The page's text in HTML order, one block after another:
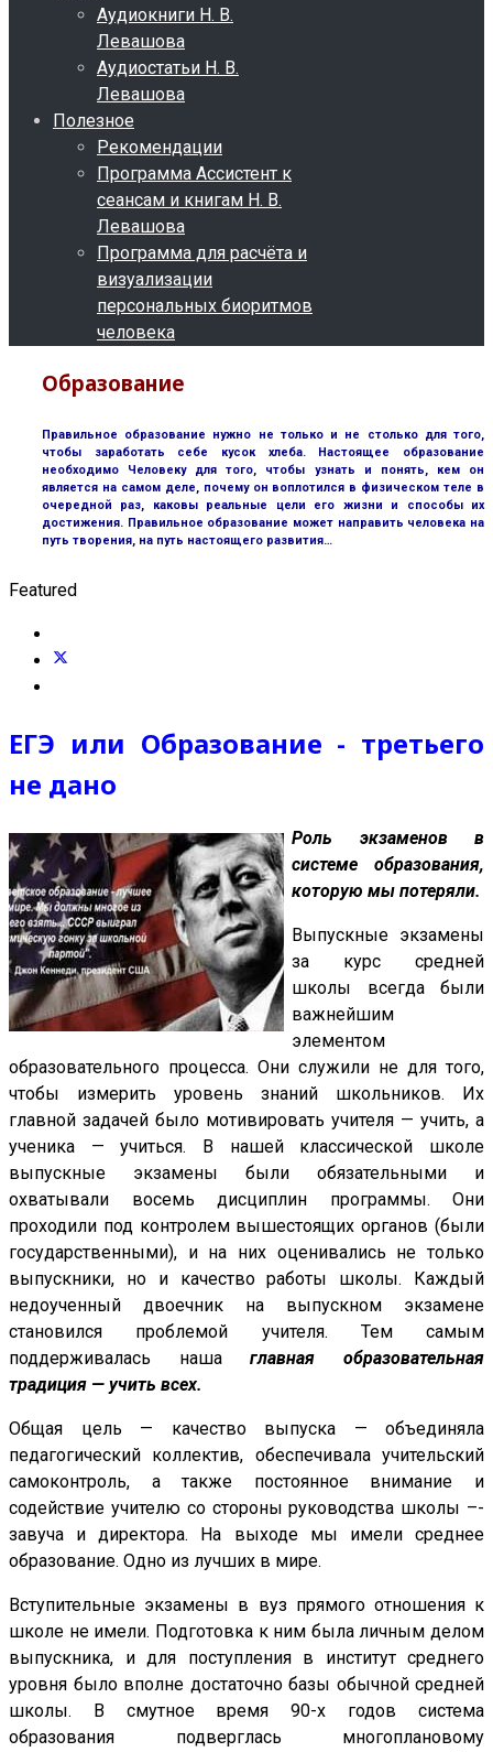
Аудиокниги Н. В.
Левашова
Аудиостатьи Н. В.
Левашова
Полезное
Рекомендации
Программа Ассистент к
сеансам и книгам Н. В.
Левашова
Программа для расчёта и
визуализации
персональных биоритмов
человека
Образование
Правильное образование нужно не только и не столько для того,
чтобы заработать себе кусок хлеба. Настоящее образование
необходимо Человеку для того, чтобы узнать и понять, кем он
является на самом деле, почему он воплотился в физическом теле в
очередной раз, каковы реальные цели его жизни и способы их
достижения. Правильное образование может направить человека на
путь творения, на путь настоящего развития…
Featured
ЕГЭ или Образование - третьего
не дано
Роль экзаменов в
системе образования,
которую мы потеряли.
Выпускные экзамены
за курс средней
школы всегда были
важнейшим
элементом
образовательного процесса. Они служили не для того,
чтобы измерить уровень знаний школьников. Их
главной задачей было мотивировать учителя — учить, а
ученика — учиться. В нашей классической школе
выпускные экзамены были обязательными и
охватывали восемь дисциплин программы. Они
проходили под контролем вышестоящих органов (были
государственными), и на них оценивались не только
выпускники, но и качество работы школы. Каждый
недоученный двоечник на выпускном экзамене
становился проблемой учителя. Тем самым
поддерживалась нашаглавная образовательная
традиция — учить всех.
Общая цель — качество выпуска — объединяла
педагогический коллектив, обеспечивала учительский
самоконтроль, а также постоянное внимание и
содействие учителю со стороны руководства школы –-
завуча и директора. На выходе мы имели среднее
образование. Одно из лучших в мире.
Вступительные экзамены в вуз прямого отношения к
школе не имели. Подготовка к ним была личным делом
выпускника, и для поступления в институт среднего
уровня было вполне достаточно базы обычной средней
школы. В смутное время 90-х годов система
образования подверглась многоплановому